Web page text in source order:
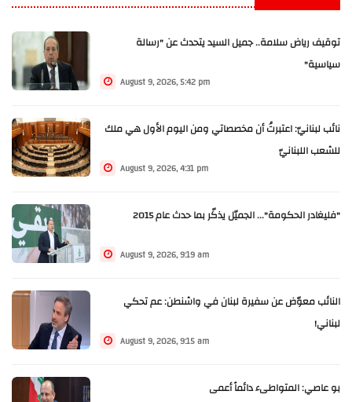
توقيف رياض سلامة.. جميل السيد يتحدث عن "رسالة
سياسية"
August 9, 2026, 5:42 pm
نائب لبنانيّ: اعتبرتُ أن مخصصاتي ومن اليوم الأول هي ملك
للشعب اللبنانيّ
August 9, 2026, 4:31 pm
"فليغادر الحكومة"... الجميّل يذكّر بما حدث عام 2015
August 9, 2026, 9:19 am
النائب معوّض عن سفيرة لبنان في واشنطن: عم تحكي
لبناني!
August 9, 2026, 9:15 am
بو عاصي: المتواطىء دائماً أعمى